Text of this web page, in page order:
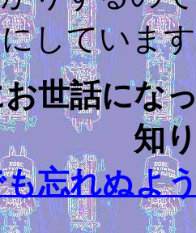
していま
世話にな
知
忘れぬよ